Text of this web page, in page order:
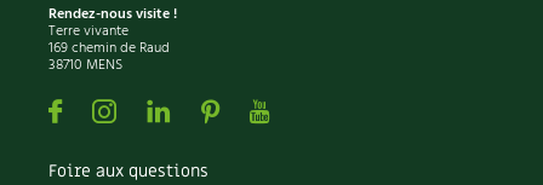
Rendez-nous visite !
Terre vivante
169 chemin de Raud
38710 MENS
FacebookInstagramLinkedin
PinterestYoutube
Foire aux questions